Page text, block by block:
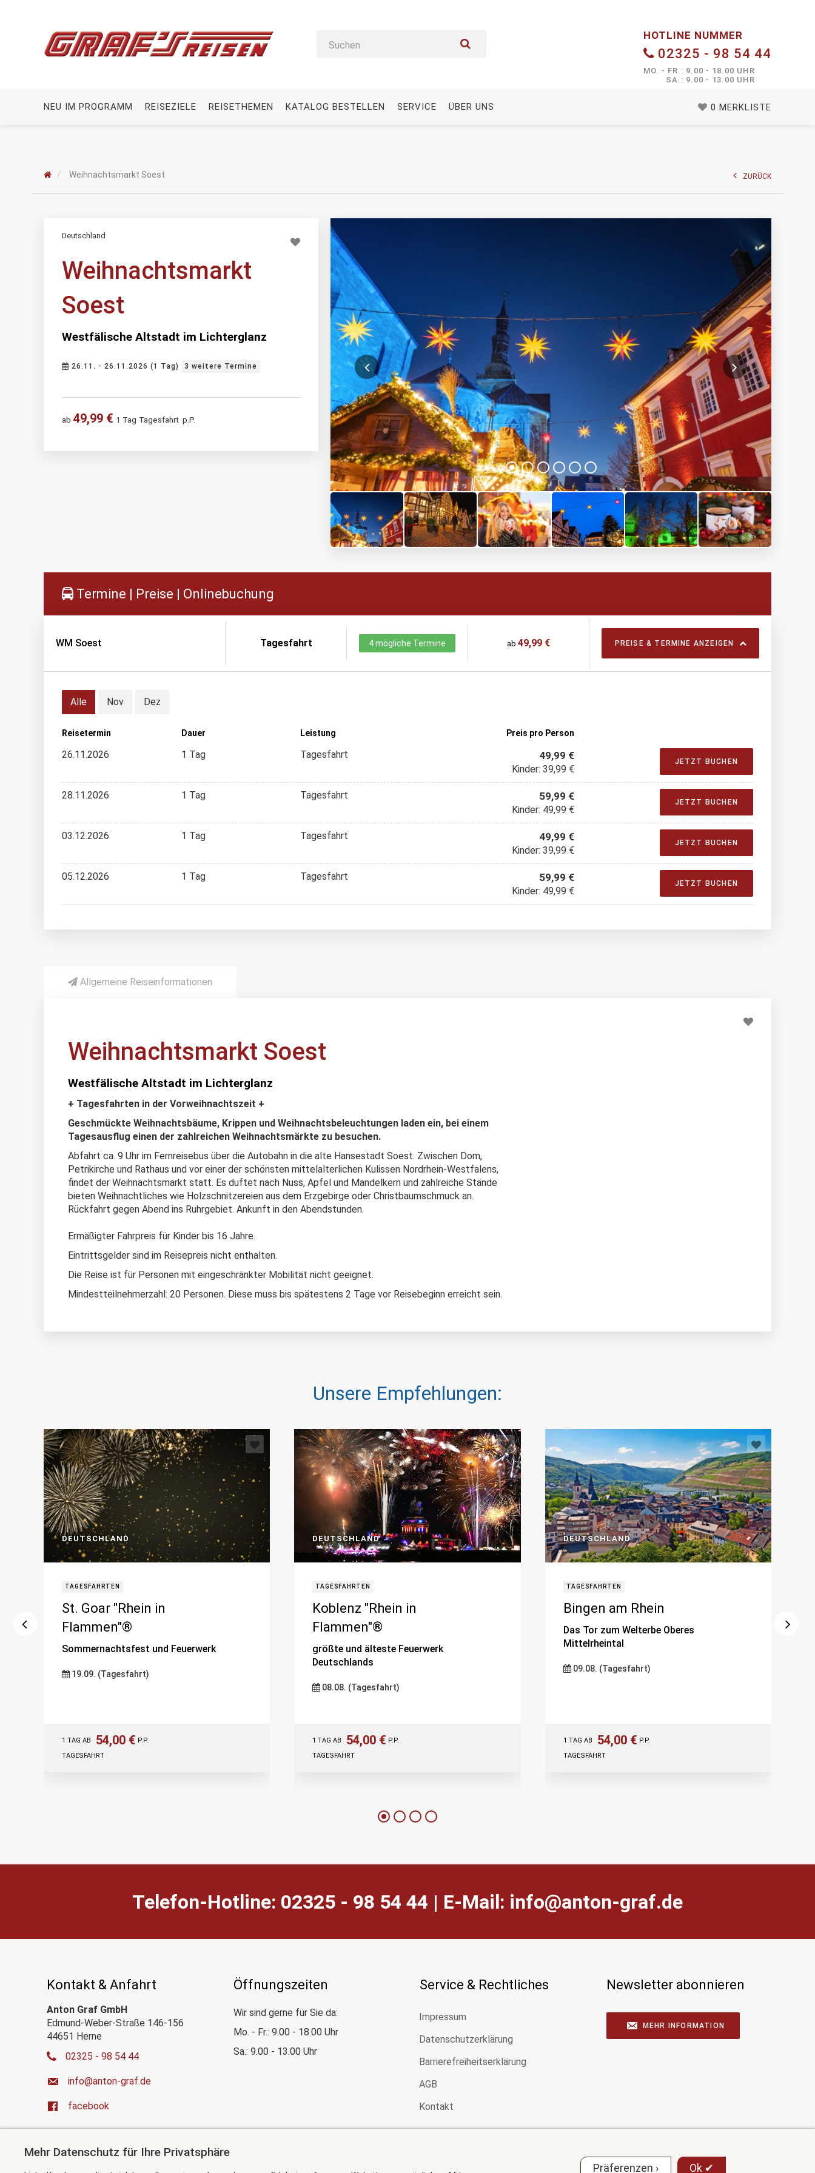
0 MERKLISTE
HOTLINE NUMMER
02325 - 98 54 44
MO. - FR.: 9.00 - 18.00 UHR
SA.: 9.00 - 13.00 UHR
NEU IM PROGRAMM REISEZIELE REISETHEMEN KATALOG BESTELLEN SERVICE ÜBER UNS
Weihnachtsmarkt Soest ZURÜCK
Deutschland
Weihnachtsmarkt
Soest
Westfälische Altstadt im Lichterglanz
26.11. - 26.11.2026 (1 Tag) 3 weitere Termine
ab 49,99 € 1 Tag Tagesfahrt p.P.
Termine | Preise | Onlinebuchung
WM Soest Tagesfahrt 4 mögliche Termine ab 49,99 € PREISE & TERMINE ANZEIGEN
Alle Nov Dez
Reisetermin Dauer Leistung Preis pro Person
26.11.2026 1 Tag Tagesfahrt 49,99 €
Kinder: 39,99 €
JETZT BUCHEN
28.11.2026 1 Tag Tagesfahrt 59,99 €
Kinder: 49,99 €
JETZT BUCHEN
03.12.2026 1 Tag Tagesfahrt 49,99 €
Kinder: 39,99 €
JETZT BUCHEN
05.12.2026 1 Tag Tagesfahrt 59,99 €
Kinder: 49,99 €
JETZT BUCHEN
Allgemeine Reiseinformationen
Weihnachtsmarkt Soest
Westfälische Altstadt im Lichterglanz
+ Tagesfahrten in der Vorweihnachtszeit +
Geschmückte Weihnachtsbäume, Krippen und Weihnachtsbeleuchtungen laden ein, bei einem
Tagesausflug einen der zahlreichen Weihnachtsmärkte zu besuchen.
Abfahrt ca. 9 Uhr im Fernreisebus über die Autobahn in die alte Hansestadt Soest. Zwischen Dom,
Petrikirche und Rathaus und vor einer der schönsten mittelalterlichen Kulissen Nordrhein-Westfalens,
findet der Weihnachtsmarkt statt. Es duftet nach Nuss, Apfel und Mandelkern und zahlreiche Stände
bieten Weihnachtliches wie Holzschnitzereien aus dem Erzgebirge oder Christbaumschmuck an.
Rückfahrt gegen Abend ins Ruhrgebiet. Ankunft in den Abendstunden.
Ermäßigter Fahrpreis für Kinder bis 16 Jahre.
Eintrittsgelder sind im Reisepreis nicht enthalten.
Die Reise ist für Personen mit eingeschränkter Mobilität nicht geeignet.
Mindestteilnehmerzahl: 20 Personen. Diese muss bis spätestens 2 Tage vor Reisebeginn erreicht sein.
Unsere Empfehlungen:
DEUTSCHLAND
TAGESFAHRTEN
St. Goar "Rhein in
Flammen"®
Sommernachtsfest und Feuerwerk
19.09. (Tagesfahrt)
1 TAG AB 54,00 € P.P.
TAGESFAHRT
DEUTSCHLAND
TAGESFAHRTEN
Koblenz "Rhein in
Flammen"®
größte und älteste Feuerwerk
Deutschlands
08.08. (Tagesfahrt)
1 TAG AB 54,00 € P.P.
TAGESFAHRT
DEUTSCHLAND
TAGESFAHRTEN
Bingen am Rhein
Das Tor zum Welterbe Oberes
Mittelrheintal
09.08. (Tagesfahrt)
1 TAG AB 54,00 € P.P.
TAGESFAHRT
Telefon-Hotline: 02325 - 98 54 44 | E-Mail: ed.farg-notna@ofni
Kontakt & Anfahrt
Anton Graf GmbH
Edmund-Weber-Straße 146-156
44651 Herne
02325 - 98 54 44
ed.farg-notna@ofni
facebook
Öffnungszeiten
Wir sind gerne für Sie da:
Mo. - Fr.: 9.00 - 18.00 Uhr
Sa.: 9.00 - 13.00 Uhr
Service & Rechtliches
Impressum
Datenschutzerklärung
Barrierefreiheitserklärung
AGB
Kontakt
Newsletter abonnieren
MEHR INFORMATION
Mehr Datenschutz für Ihre Privatsphäre
Präferenzen › Ok ✔